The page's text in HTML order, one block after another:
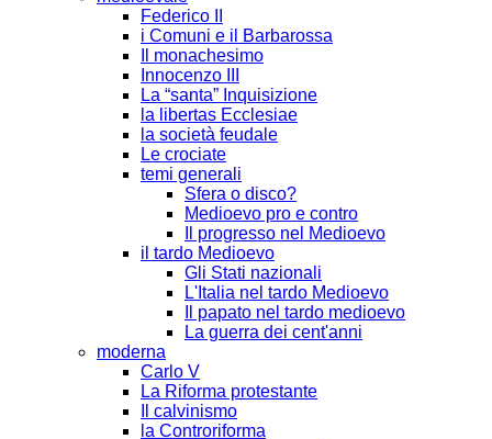
Federico II
i Comuni e il Barbarossa
Il monachesimo
Innocenzo III
La “santa” Inquisizione
la libertas Ecclesiae
la società feudale
Le crociate
temi generali
Sfera o disco?
Medioevo pro e contro
Il progresso nel Medioevo
il tardo Medioevo
Gli Stati nazionali
L'Italia nel tardo Medioevo
Il papato nel tardo medioevo
La guerra dei cent'anni
moderna
Carlo V
La Riforma protestante
Il calvinismo
la Controriforma